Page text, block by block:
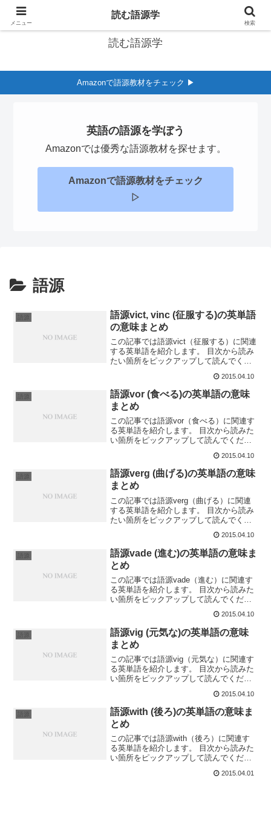
英語の語源学習サイト
読む語源学
Amazonで語源教材をチェック ▶︎
英語の語源を学ぼう
Amazonでは優秀な語源教材を探せます。
Amazonで語源教材をチェック
▷
語源
語源
語源vict, vinc (征服する)の英単語
の意味まとめ
この記事では語源vict（征服する）に関連
する英単語を紹介します。 目次から読み
たい箇所をピックアップして読んでくだ
convictの意味は「有罪と宣言する」で、
語源はcom(強調)...
2015.04.10
語源
語源vor (食べる)の英単語の意味
まとめ
この記事では語源vor（食べる）に関連す
る英単語を紹介します。 目次から読みた
い箇所をピックアップして読んでくださ
carnivoreの意味は「肉食動物」で、語源
はcaro(肉)とv...
2015.04.10
語源
語源verg (曲げる)の英単語の意味
まとめ
この記事では語源verg（曲げる）に関連
する英単語を紹介します。 目次から読み
たい箇所をピックアップして読んでくだ
するconvergeの意味は「一点に収束す
る」で、語源はcom(...
2015.04.10
語源
語源vade (進む)の英単語の意味ま
とめ
この記事では語源vade（進む）に関連す
る英単語を紹介します。 目次から読みた
い箇所をピックアップして読んでくださ
「避ける」で、語源はex(離れる)と
vadere(行く)に由来しま...
2015.04.10
語源
語源vig (元気な)の英単語の意味
まとめ
この記事では語源vig（元気な）に関連す
る英単語を紹介します。 目次から読みた
い箇所をピックアップして読んでくださ
るinvigorateの意味は「元気を出させる」
で、語源は...
2015.04.10
語源
語源with (後ろ)の英単語の意味ま
とめ
この記事では語源with（後ろ）に関連す
る英単語を紹介します。 目次から読みた
い箇所をピックアップして読んでくださ
withdrawの意味は「引っ込める」で、語
2015.04.01
メニュー
読む語源学
検索